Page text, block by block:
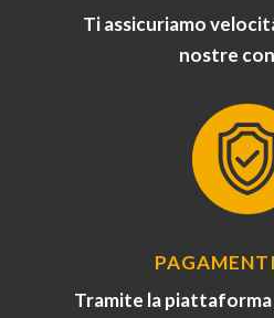
Ti assicuriamo
nostre
Tramite la piattaforma